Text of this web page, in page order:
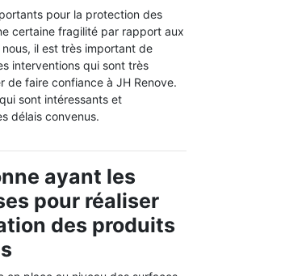
pour la protection des
certaine fragilité par rapport aux
il est très important de
interventions qui sont très
de faire confiance à JH Renove.
sont intéressants et
délais convenus.
ayant les
pour réaliser
des produits